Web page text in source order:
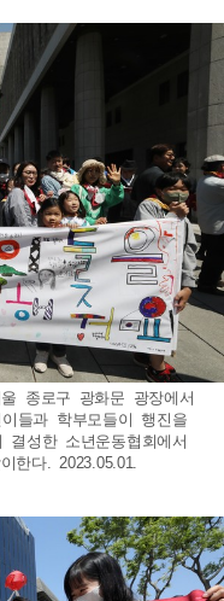
종로구 광화문 광장에서
들과 학부모들이 행진을
성한 소년운동협회에서
한다. 2023.05.01.